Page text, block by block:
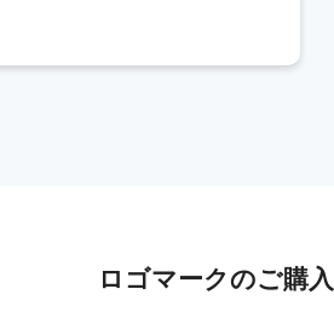
ロゴマークのご購入